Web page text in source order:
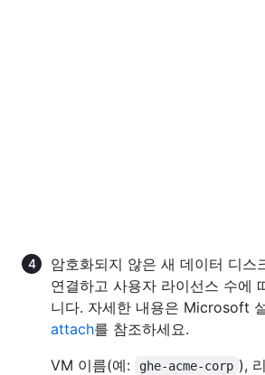
암호화되지 않은 새 데이터 디스
연결하고 사용자 라이선스 수에
니다. 자세한 내용은 Microsoft
attach를 참조하세요.
VM 이름(예:
ghe-acme-corp ),